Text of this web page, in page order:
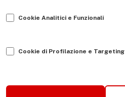
Guida per le autrici e gli autori
Cookie Analitici e Funzionali
Cookie di Profilazione e Targeting